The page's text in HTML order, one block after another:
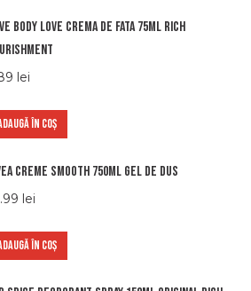
body love crema de fata 75ml rich
lei
ÎN COȘ
creme smooth 750ml gel de dus
lei
ÎN COȘ